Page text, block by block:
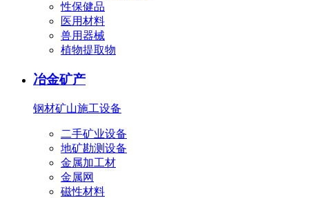
性保健品
医用材料
兽用器械
植物提取物
冶金矿产
钢材矿山施工设备
二手矿业设备
地矿勘测设备
金属加工材
金属网
磁性材料